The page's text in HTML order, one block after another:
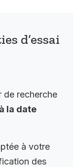
d’essai
de recherche
la date
à votre
des